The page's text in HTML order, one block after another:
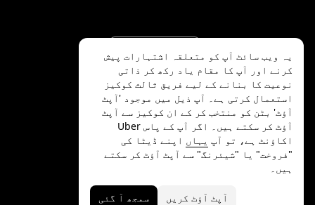
©
2026
.Uber Technologies Inc
شرائط
یہ ویب سائٹ آپ کو متعلقہ اشتہارات پیش
کرنے اور آپ کا مقام یاد رکھ کر ذاتی
نوعیت کا بنانے کے لیے فریق ثالث کوکیز
استعمال کرتی ہے۔ آپ ذیل میں موجود 'آپٹ
آؤٹ' بٹن کو منتخب کر کے ان کوکیز سے آپٹ
آؤٹ کر سکتے ہیں۔ اگر آپ کے پاس Uber
اکاؤنٹ ہے، تو آپ یہاں اپنے ڈیٹا کی
"فروخت" یا "شیئرنگ" سے آپٹ آؤٹ کر سکتے
ہیں۔
آپٹ آؤٹ کریں سمجھ آ گئی